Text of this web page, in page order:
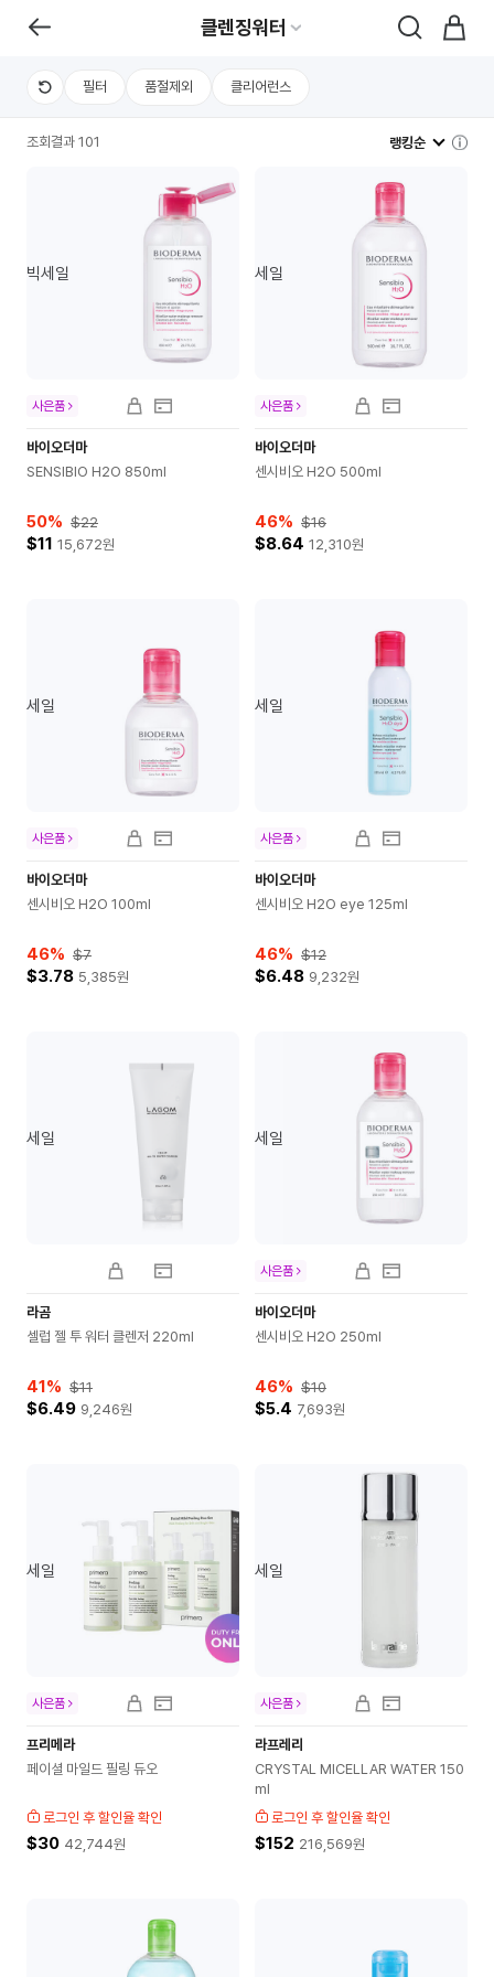
클렌징워터
필터 품절제외 클리어런스
조회결과 101 랭킹순
빅세일
바이오더마
SENSIBIO H2O 850ml
50% $22
$11 15,672원
사은품
세일
바이오더마
센시비오 H2O 500ml
46% $16
$8.64 12,310원
사은품
세일
바이오더마
센시비오 H2O 100ml
46% $7
$3.78 5,385원
사은품
세일
바이오더마
센시비오 H2O eye 125ml
46% $12
$6.48 9,232원
사은품
세일
라곰
셀럽 젤 투 워터 클렌저 220ml
41% $11
$6.49 9,246원
세일
바이오더마
센시비오 H2O 250ml
46% $10
$5.4 7,693원
사은품
세일
프리메라
페이셜 마일드 필링 듀오
로그인 후 할인율 확인
$30 42,744원
사은품
세일
라프레리
CRYSTAL MICELLAR WATER 150
ml
로그인 후 할인율 확인
$152 216,569원
사은품